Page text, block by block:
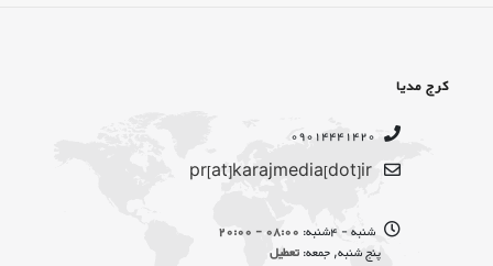
کرج مدیا
09014441420
pr[at]karajmedia[dot]ir
شنبه - 4شنبه:
08:00 - 20:00
پنج شنبه, جمعه:تعطیل